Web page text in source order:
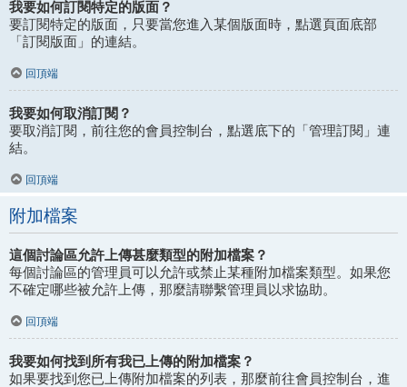
我要如何訂閱特定的版面？
要訂閱特定的版面，只要當您進入某個版面時，點選頁面底部
「訂閱版面」的連結。
回頂端
我要如何取消訂閱？
要取消訂閱，前往您的會員控制台，點選底下的「管理訂閱」連
結。
回頂端
附加檔案
這個討論區允許上傳甚麼類型的附加檔案？
每個討論區的管理員可以允許或禁止某種附加檔案類型。如果您
不確定哪些被允許上傳，那麼請聯繫管理員以求協助。
回頂端
我要如何找到所有我已上傳的附加檔案？
如果要找到您已上傳附加檔案的列表，那麼前往會員控制台，進